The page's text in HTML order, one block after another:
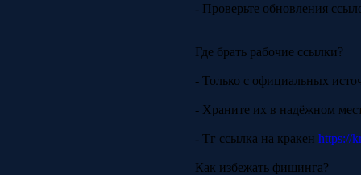
- Проверьте обновления
Где брать рабочие ссылки?
- Только с официальных
- Храните их в надёжном
- Тг ссылка на кракен https://
Как избежать фишинга?